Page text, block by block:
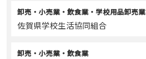
卸売・小売業・飲食業・学校用品卸売業
佐賀県学校生活協同組合
卸売・小売業・飲食業